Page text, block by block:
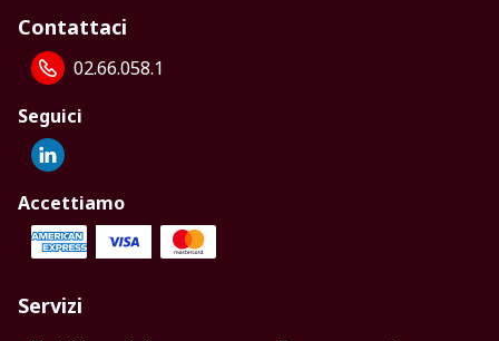
Contattaci
02.66.058.1
Seguici
Accettiamo
Servizi